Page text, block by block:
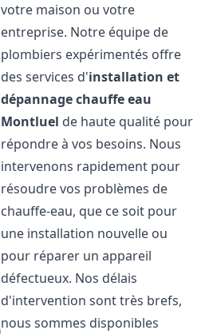
votre maison ou votre
entreprise. Notre équipe de
plombiers expérimentés offre
des services d'installation et
dépannage chauffe eau
Montluel de haute qualité pour
répondre à vos besoins. Nous
intervenons rapidement pour
résoudre vos problèmes de
chauffe-eau, que ce soit pour
une installation nouvelle ou
pour réparer un appareil
défectueux. Nos délais
d'intervention sont très brefs,
nous sommes disponibles